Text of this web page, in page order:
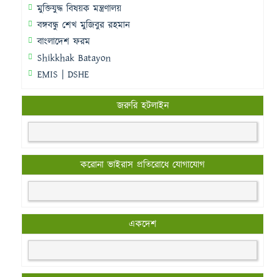
মুক্তিযুদ্ধ বিষয়ক মন্ত্রণালয়
বঙ্গবন্ধু শেখ মুজিবুর রহমান
বাংলাদেশ ফরম
Shikkhak Batayon
EMIS | DSHE
জরুরি হটলাইন
করোনা ভাইরাস প্রতিরোধে যোগাযোগ
একদেশ